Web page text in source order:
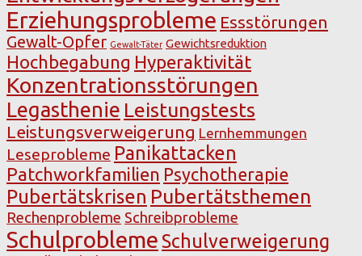
Erziehungsprobleme Essstörungen
Gewalt-Opfer Gewalt-Täter Gewichtsreduktion
Hochbegabung Hyperaktivität
Konzentrationsstörungen
Legasthenie Leistungstests
Leistungsverweigerung Lernhemmungen
Leseprobleme Panikattacken
Patchworkfamilien Psychotherapie
Pubertätskrisen Pubertätsthemen
Rechenprobleme Schreibprobleme
SchulproblemeSchulverweigerung